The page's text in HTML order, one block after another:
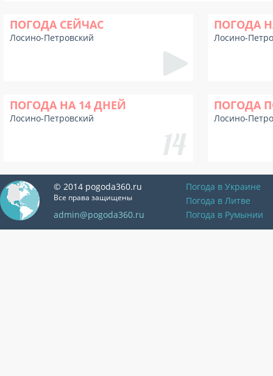
ПОГОДА СЕЙЧАС
Лосино-Петровский
ПОГОДА
Лосино-
ПОГОДА НА 14 ДНЕЙ
Лосино-Петровский
ПОГОДА
Лосино-
© 2014 pogoda360.ru
Все права защищены
admin@pogoda360.ru
Погода в Украине
Погода в Литве
Погода в Румынии